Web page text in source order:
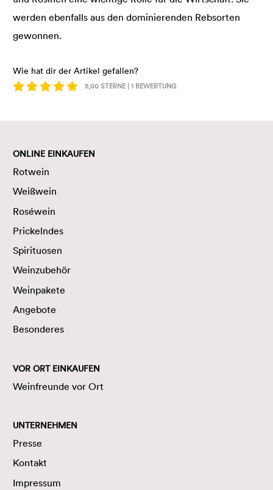
werden ebenfalls aus den dominierenden Rebsorten
gewonnen.
Wie hat dir der Artikel gefallen?
5,00STERNE | 1 BEWERTUNG
ONLINE EINKAUFEN
Rotwein
Weißwein
Roséwein
Prickelndes
Spirituosen
Weinzubehör
Weinpakete
Angebote
Besonderes
VOR ORT EINKAUFEN
Weinfreunde vor Ort
UNTERNEHMEN
Presse
Kontakt
Impressum